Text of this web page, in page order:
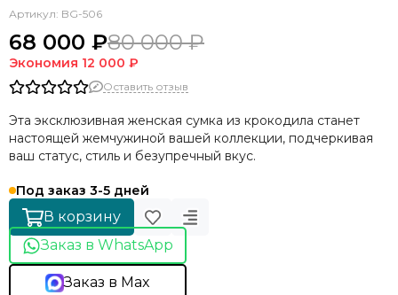
Артикул: BG-506
68 000 ₽80 000 ₽
Экономия 12 000 ₽
Оставить отзыв
Эта эксклюзивная женская сумка из крокодила станет
настоящей жемчужиной вашей коллекции, подчеркивая
ваш статус, стиль и безупречный вкус.
Под заказ 3-5 дней
В корзину
Заказ в WhatsApp
Заказ в Max